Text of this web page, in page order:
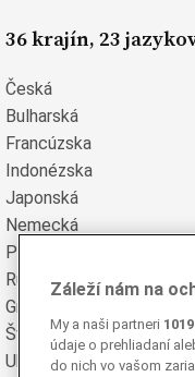
36 krajín, 23
Česká
Bulharská
Francúzska
Indonézska
Japonská
Nemecká
Poľská
Rumunská
Grécka
Švédska
Ukrajinská
Záleží nám na
My a naši partneri 1019
údaje o prehliadaní
do nich vo vašom